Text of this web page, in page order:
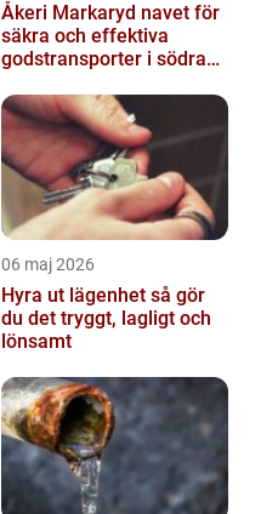
Åkeri Markaryd navet för
säkra och effektiva
godstransporter i södra
06 maj 2026
Hyra ut lägenhet så gör
du det tryggt, lagligt och
lönsamt